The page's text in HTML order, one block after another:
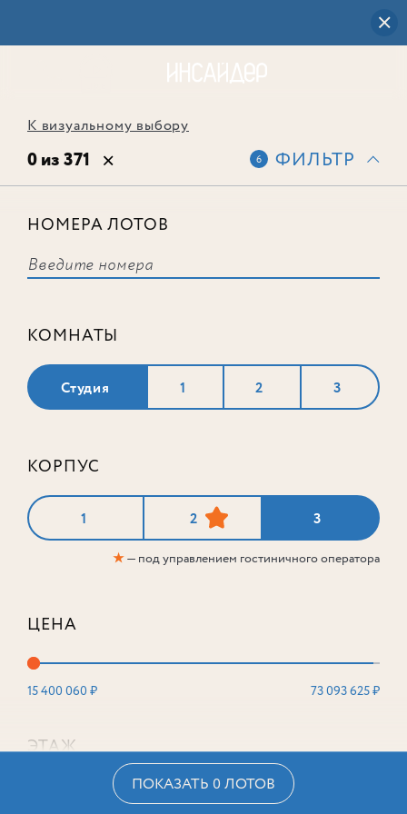
К визуальному выбору
0 из 371 6 ФИЛЬТР
НОМЕРА ЛОТОВ
КОМНАТЫ
Студия 1 2 3
КОРПУС
1 2 3
★— под управлением гостиничного оператора
ЦЕНА
15 400 060 ₽ 73 093 625 ₽
ЭТАЖ
ПОКАЗАТЬ 0 ЛОТОВ
соответствует ни одного лота